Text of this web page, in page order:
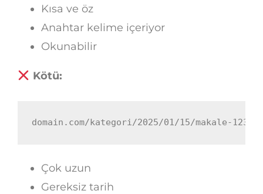
Kısa ve öz
Anahtar kelime içeriyor
Okunabilir
Kötü:
domain.com/kategori/2025/01/15/makale-123/
Çok uzun
Gereksiz tarih